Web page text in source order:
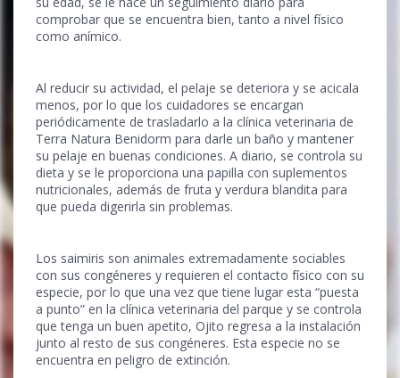
comprobar que se encuentra bien, tanto a nivel físico
como anímico.
Al reducir su actividad, el pelaje se deteriora y se acicala
menos, por lo que los cuidadores se encargan
periódicamente de trasladarlo a la clínica veterinaria de
Terra Natura Benidorm para darle un baño y mantener
su pelaje en buenas condiciones. A diario, se controla su
dieta y se le proporciona una papilla con suplementos
nutricionales, además de fruta y verdura blandita para
que pueda digerirla sin problemas.
Los saimiris son animales extremadamente sociables
con sus congéneres y requieren el contacto físico con su
especie, por lo que una vez que tiene lugar esta “puesta
a punto” en la clínica veterinaria del parque y se controla
que tenga un buen apetito, Ojito regresa a la instalación
junto al resto de sus congéneres. Esta especie no se
encuentra en peligro de extinción.